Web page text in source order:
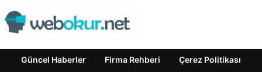
Güncel Haberler Firma Rehberi Çerez Politikası